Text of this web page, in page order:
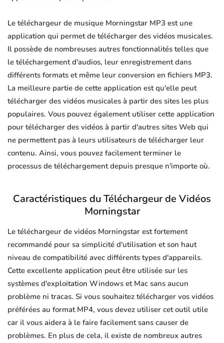
Le téléchargeur de musique Morningstar MP3 est une
application qui permet de télécharger des vidéos musicales.
Il possède de nombreuses autres fonctionnalités telles que
le téléchargement d'audios, leur enregistrement dans
différents formats et même leur conversion en fichiers MP3.
La meilleure partie de cette application est qu'elle peut
télécharger des vidéos musicales à partir des sites les plus
populaires. Vous pouvez également utiliser cette application
pour télécharger des vidéos à partir d'autres sites Web qui
ne permettent pas à leurs utilisateurs de télécharger leur
contenu. Ainsi, vous pouvez facilement terminer le
processus de téléchargement depuis presque n'importe où.
Caractéristiques du Téléchargeur de Vidéos
Morningstar
Le téléchargeur de vidéos Morningstar est fortement
recommandé pour sa simplicité d'utilisation et son haut
niveau de compatibilité avec différents types d'appareils.
Cette excellente application peut être utilisée sur les
systèmes d'exploitation Windows et Mac sans aucun
problème ni tracas. Si vous souhaitez télécharger vos vidéos
préférées au format MP4, vous devez utiliser cet outil utile
car il vous aidera à le faire facilement sans causer de
problèmes. En plus de cela, il existe de nombreux autres